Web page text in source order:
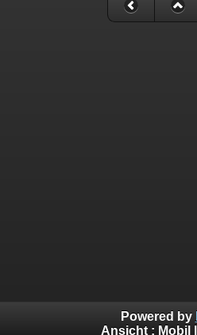
Powered by
Ansicht : Mobil